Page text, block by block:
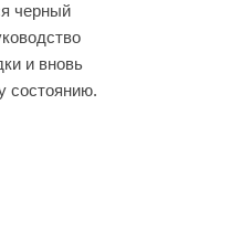
черный
и вновь
состоянию.